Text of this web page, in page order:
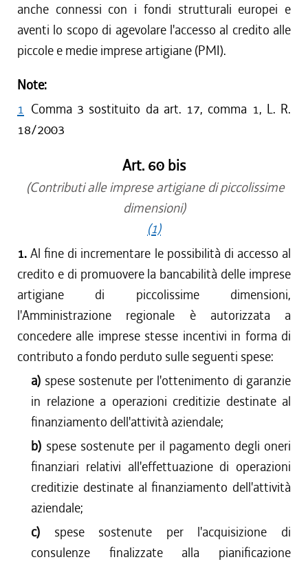
anche connessi con i fondi strutturali europei e
aventi lo scopo di agevolare l'accesso al credito alle
piccole e medie imprese artigiane (PMI).
Note:
1 Comma 3 sostituito da art. 17, comma 1, L. R.
18/2003
Art. 60 bis
(Contributi alle imprese artigiane di piccolissime
dimensioni)
(1)
1.Al fine di incrementare le possibilità di accesso al
credito e di promuovere la bancabilità delle imprese
artigiane di piccolissime dimensioni,
l'Amministrazione regionale è autorizzata a
concedere alle imprese stesse incentivi in forma di
contributo a fondo perduto sulle seguenti spese:
a) spese sostenute per l'ottenimento di garanzie
in relazione a operazioni creditizie destinate al
finanziamento dell'attività aziendale;
b) spese sostenute per il pagamento degli oneri
finanziari relativi all'effettuazione di operazioni
creditizie destinate al finanziamento dell'attività
aziendale;
c) spese sostenute per l'acquisizione di
consulenze finalizzate alla pianificazione